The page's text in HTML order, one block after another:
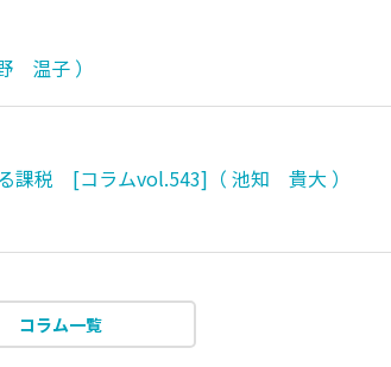
温子 ）
課税 [コラムvol.543]（ 池知 貴大 ）
コラム一覧